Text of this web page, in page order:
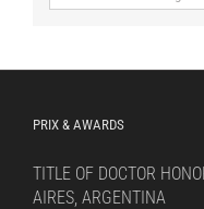
by
PRIX & AWARDS
TITLE OF DOCTOR
AIRES, ARGENTINA